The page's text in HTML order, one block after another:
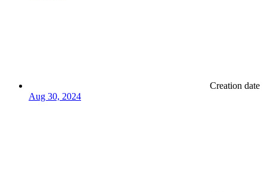
Creation date
Aug 30, 2024